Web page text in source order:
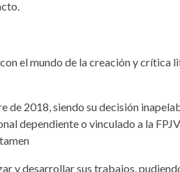
el mundo de la creación y crítica
de 2018, siendo su decisión
dependiente o vinculado a la
y desarrollar sus trabajos,